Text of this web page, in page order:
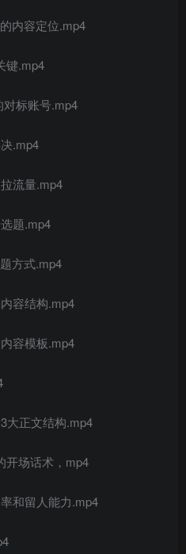
内容定位.mp4
键.mp4
标账号.mp4
.mp4
流量.mp4
题.mp4
方式.mp4
容结构.mp4
容模板.mp4
大正文结构.mp4
开场话术，mp4
和留人能力.mp4